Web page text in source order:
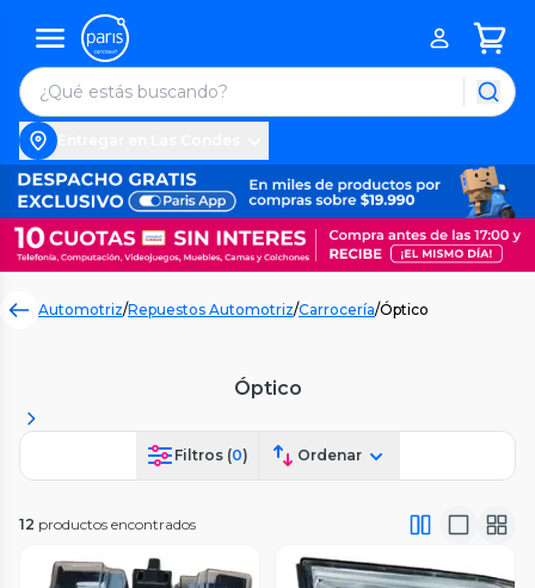
Automotriz/Repuestos Automotriz/Carrocería/Óptico
Óptico
Filtros (0) Ordenar
12 productos encontrados